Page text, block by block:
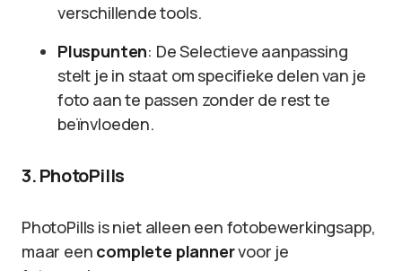
verschillende tools.
Pluspunten: De Selectieve aanpassing
stelt je in staat om specifieke delen van je
foto aan te passen zonder de rest te
beïnvloeden.
3. PhotoPills
PhotoPills is niet alleen een fotobewerkingsapp,
maar een complete plannervoor je